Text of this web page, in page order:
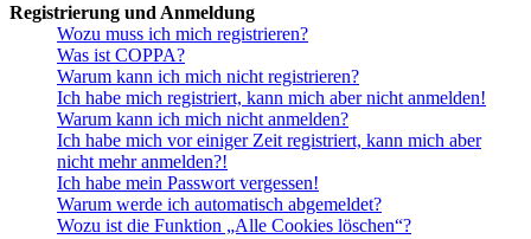
Registrierung und Anmeldung
Wozu muss ich mich registrieren?
Was ist COPPA?
Warum kann ich mich nicht registrieren?
Ich habe mich registriert, kann mich aber nicht anmelden!
Warum kann ich mich nicht anmelden?
Ich habe mich vor einiger Zeit registriert, kann mich aber
nicht mehr anmelden?!
Ich habe mein Passwort vergessen!
Warum werde ich automatisch abgemeldet?
Wozu ist die Funktion „Alle Cookies löschen“?